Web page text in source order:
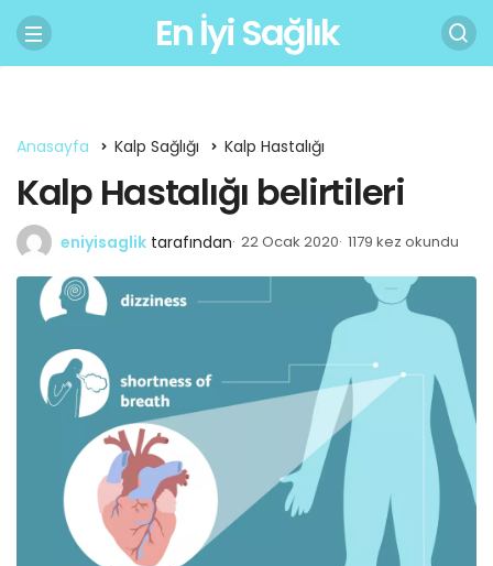
En İyi Sağlık
Anasayfa Kalp Sağlığı Kalp Hastalığı
Kalp Hastalığı belirtileri
eniyisaglik tarafından 22 Ocak 2020 1179 kez okundu